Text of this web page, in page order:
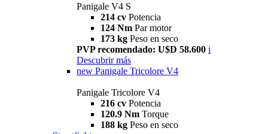
Panigale V4 S
214 cv Potencia
124 Nm Par motor
173 kg Peso en seco
PVP recomendado: U$D 58.600 i
Descubrir más
new Panigale Tricolore V4
Panigale Tricolore V4
216 cv Potencia
120.9 Nm Torque
188 kg Peso en seco